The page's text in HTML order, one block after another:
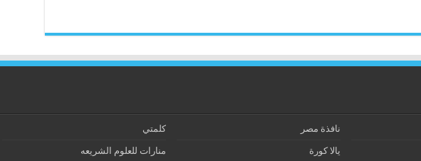
نافذة مصر كلمتي
يالا كورة منارات للعلوم الشريعه